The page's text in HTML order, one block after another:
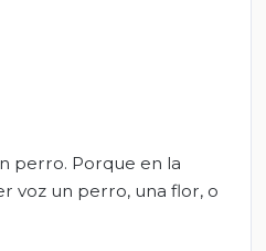
perro. Porque en la
voz un perro, una flor, o